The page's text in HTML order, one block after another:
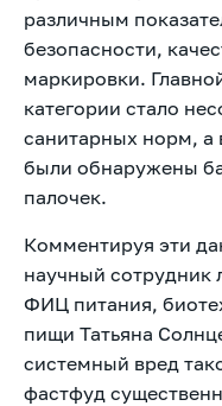
различным
безопасности,
маркировки.
категории стало
санитарных норм, а
были обнаружены
палочек.
Комментируя эти
научный сотрудник
ФИЦ питания,
пищи Татьяна
системный вред
фастфуд